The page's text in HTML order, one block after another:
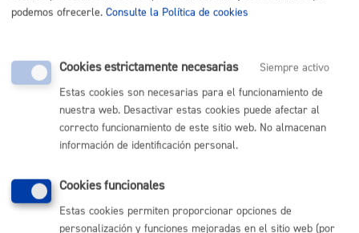
electrónico
PRESENCIAL
TELÉFONO
MÁQUINA
Descarga y duplicado de recibos
ONLINE
TELÉFONO
podemos ofrecerle. Consulte la Política de cookies
Cookies estrictamente necesarias
Siempre activo
Estas cookies son necesarias para el funcionamiento de
nuestra web. Desactivar estas cookies puede afectar al
correcto funcionamiento de este sitio web. No almacenan
información de identificación personal.
Cookies funcionales
Estas cookies permiten proporcionar opciones de
personalización y funciones mejoradas en el sitio web (por